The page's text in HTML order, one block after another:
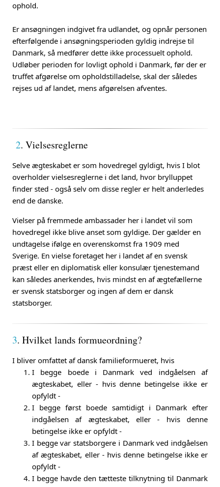
ophold.
Er ansøgningen indgivet fra udlandet, og opnår personen
efterfølgende i ansøgningsperioden gyldig indrejse til
Danmark, så medfører dette ikke processuelt ophold.
Udløber perioden for lovligt ophold i Danmark, før der er
truffet afgørelse om opholdstilladelse, skal der således
rejses ud af landet, mens afgørelsen afventes.
2. Vielsesreglerne
Selve ægteskabet er som hovedregel gyldigt, hvis I blot
overholder vielsesreglerne i det land, hvor brylluppet
finder sted - også selv om disse regler er helt anderledes
end de danske.
Vielser på fremmede ambassader her i landet vil som
hovedregel ikke blive anset som gyldige. Der gælder en
undtagelse ifølge en overenskomst fra 1909 med
Sverige. En vielse foretaget her i landet af en svensk
præst eller en diplomatisk eller konsulær tjenestemand
kan således anerkendes, hvis mindst en af ægtefællerne
er svensk statsborger og ingen af dem er dansk
statsborger.
3. Hvilket lands formueordning?
I bliver omfattet af dansk familieformueret, hvis
I begge boede i Danmark ved indgåelsen af
ægteskabet, eller - hvis denne betingelse ikke er
opfyldt -
I begge først boede samtidigt i Danmark efter
indgåelsen af ægteskabet, eller - hvis denne
betingelse ikke er opfyldt -
I begge var statsborgere i Danmark ved indgåelsen
af ægteskabet, eller - hvis denne betingelse ikke er
opfyldt -
I begge havde den tætteste tilknytning til Danmark